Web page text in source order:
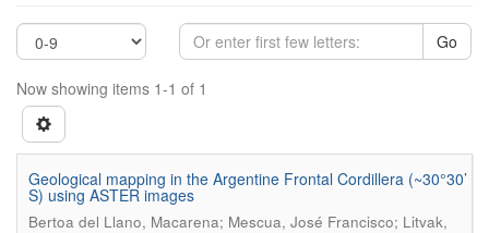
Go
Now showing items 1-1 of 1
Geological mapping in the Argentine Frontal Cordillera (~30°30’
S) using ASTER images
Bertoa del Llano, Macarena; Mescua, José Francisco; Litvak,